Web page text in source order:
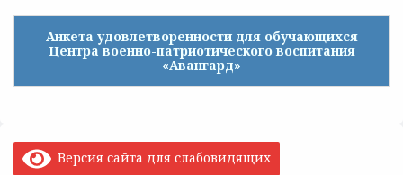
Анкета удовлетворенности для обучающихся
Центра военно-патриотического воспитания
«Авангард»
Версия сайта для слабовидящих